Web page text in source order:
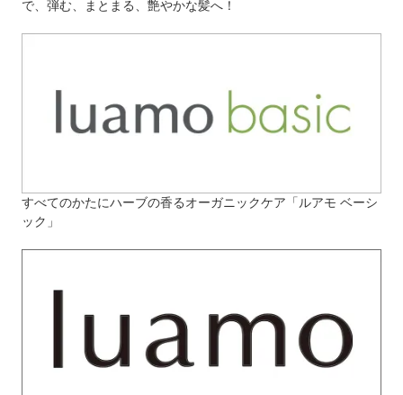
で、弾む、まとまる、艶やかな髪へ！
すべてのかたにハーブの香るオーガニックケア「ルアモ ベーシ
ック」